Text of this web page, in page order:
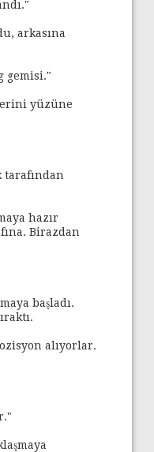
arkasına
gemisi."
yüzüne
tarafından
hazır
Birazdan
başladı.
alıyorlar.